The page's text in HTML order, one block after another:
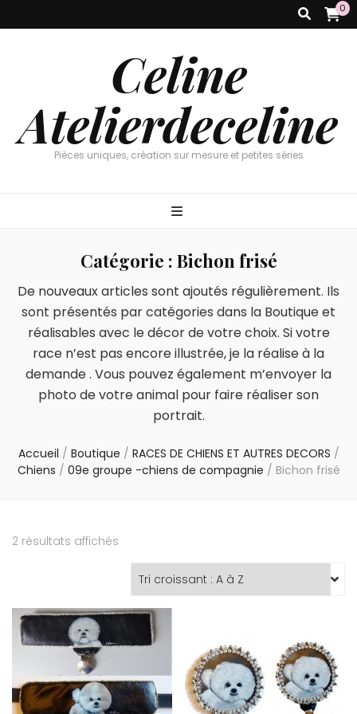
0
Celine
Atelierdeceline
Pièces uniques, création sur mesure et petites séries
Catégorie : Bichon frisé
De nouveaux articles sont ajoutés régulièrement. Ils
sont présentés par catégories dans la Boutique et
réalisables avec le décor de votre choix. Si votre
race n’est pas encore illustrée, je la réalise à la
demande . Vous pouvez également m’envoyer la
photo de votre animal pour faire réaliser son
portrait.
Accueil / Boutique / RACES DE CHIENS ET AUTRES DECORS /
Chiens / 09e groupe -chiens de compagnie / Bichon frisé
2 résultats affichés